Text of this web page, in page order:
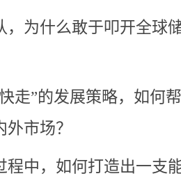
，为什么敢于叩开全球
走”的发展策略，如何
市场？
程中，如何打造出一支